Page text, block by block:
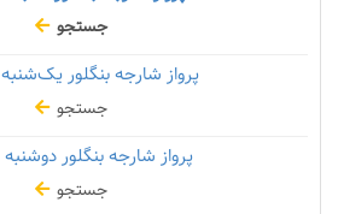
جستجو
پرواز شارجه بنگلور یک‌شنبه
جستجو
پرواز شارجه بنگلور دوشنبه
جستجو